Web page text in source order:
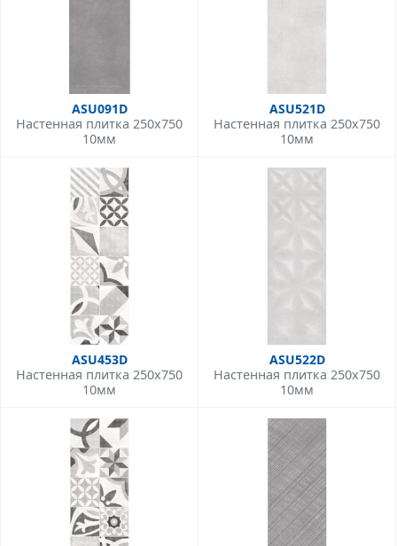
ASU091D
Настенная плитка 250x750
10мм
ASU521D
Настенная плитка 250x750
10мм
ASU453D
Настенная плитка 250x750
10мм
ASU522D
Настенная плитка 250x750
10мм